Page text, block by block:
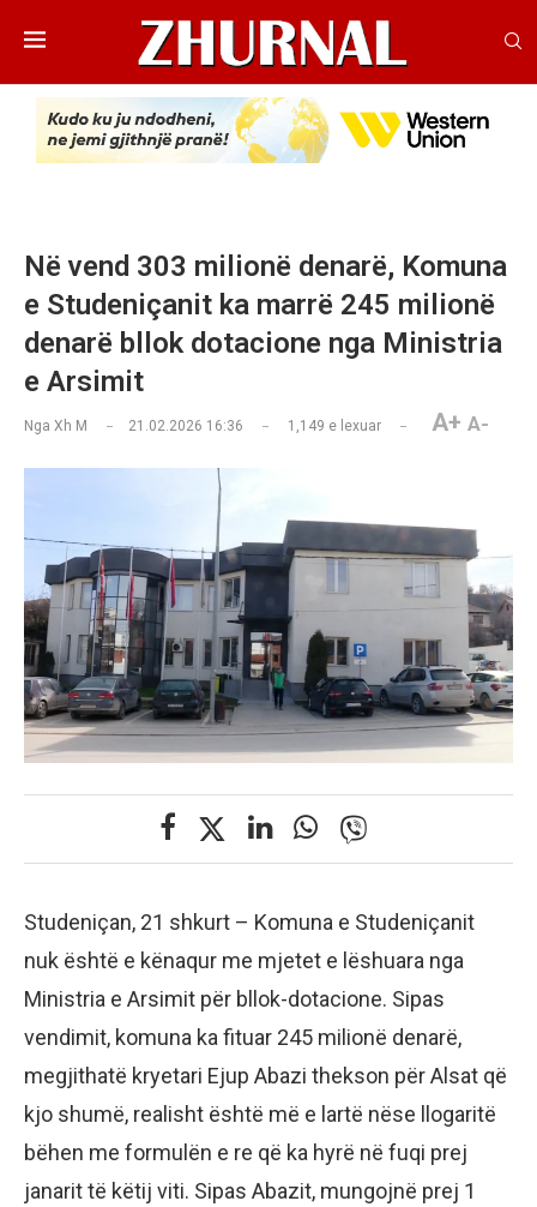
Në vend 303 milionë denarë, Komuna
e Studeniçanit ka marrë 245 milionë
denarë bllok dotacione nga Ministria
e Arsimit
Nga Xh M 21.02.2026 16:36 1,149 e lexuar A+ A-
Studeniçan, 21 shkurt – Komuna e Studeniçanit
nuk është e kënaqur me mjetet e lëshuara nga
Ministria e Arsimit për bllok-dotacione. Sipas
vendimit, komuna ka fituar 245 milionë denarë,
megjithatë kryetari Ejup Abazi thekson për Alsat që
kjo shumë, realisht është më e lartë nëse llogaritë
bëhen me formulën e re që ka hyrë në fuqi prej
janarit të këtij viti. Sipas Abazit, mungojnë prej 1